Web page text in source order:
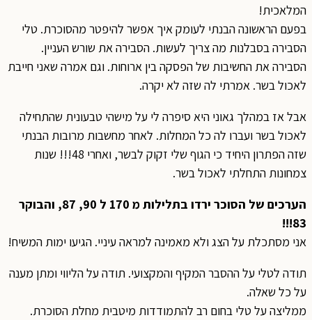
המלאכית!
בפעם הראשונה הבנתי לעומק איך אפשר להיפטר מהסוכרת. טלי
הסבירה בסבלנות מה צריך לעשות. הסבירה את שורש העניין.
הסבירה את החשיבות של הפסקה בין ארוחות. וגם אמרה שאני חייבת
לאכול בשר. אמרתי לה שזה לא יקרה.
אבל אז במהלך גאוני היא סיפרה לי על מישהי טבעונית שהתחילה
לאכול בשר ועברו לה כל המחלות. לאחר מחשבות מרובות הבנתי
שזה הפתרון היחיד כי הגוף שלי זקוק לבשר, ואחרי 48!!! שנות
צמחונות התחלתי לאכול בשר.
הערכים של הסוכר ירדו בתלילות מ 170 ל 90, 87, והבוקר
83!!!
אני מסתכלת על הצג ולא מאמינה למראה עיניי. הגיעו ימות המשיח!
תודה לטלי על ההסבר המקיף והמקצועי. תודה על הליווי ומתן מענה
על כל שאלה.
ממליצה על טלי בחום רב להתמודדות מיטבית מחלת הסוכרת.